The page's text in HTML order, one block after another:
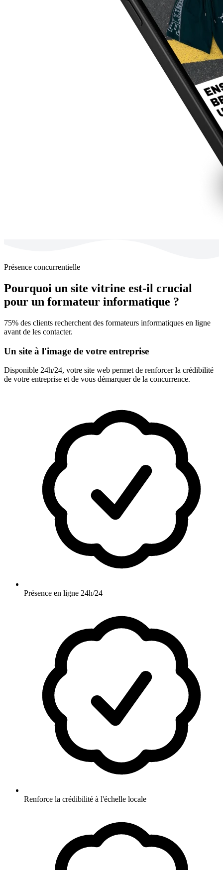
Présence concurrentielle
Pourquoi un site vitrine est-il crucial
pour un formateur informatique ?
75% des clients recherchent des formateurs informatiques en ligne
avant de les contacter.
Un site à l'image de votre entreprise
Disponible 24h/24, votre site web permet de renforcer la crédibilité
de votre entreprise et de vous démarquer de la concurrence.
Présence en ligne 24h/24
Renforce la crédibilité à l'échelle locale